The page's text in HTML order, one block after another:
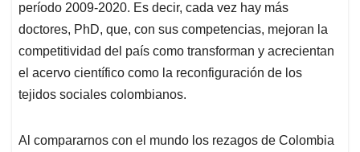
período 2009-2020. Es decir, cada vez hay más
doctores, PhD, que, con sus competencias, mejoran la
competitividad del país como transforman y acrecientan
el acervo científico como la reconfiguración de los
tejidos sociales colombianos.
Al compararnos con el mundo los rezagos de Colombia